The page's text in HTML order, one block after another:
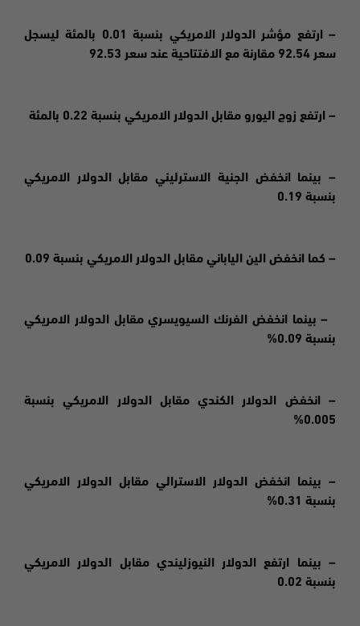
– ارتفع مؤشر الدولار الامريكي بنسبة 0.01 بالمئة ليسجل
سعر 92.54 مقارنة مع الافتتاحية عند سعر 92.53
– ارتفع زوج اليورو مقابل الدولار الامريكي بنسبة 0.22 بالمئة
– بينما انخفض الجنية الاسترليني مقابل الدولار الامريكي
بنسبة 0.19
– كما انخفض الين الياباني مقابل الدولار الامريكي بنسبة 0.09
– بينما انخفض الفرنك السيويسري مقابل الدولار الامريكي
بنسبة 0.09%
– انخفض الدولار الكندي مقابل الدولار الامريكي بنسبة
0.005%
– بينما انخفض الدولار الاسترالي مقابل الدولار الامريكي
بنسبة 0.31%
– بينما ارتفع الدولار النيوزليندي مقابل الدولار الامريكي
بنسبة 0.02